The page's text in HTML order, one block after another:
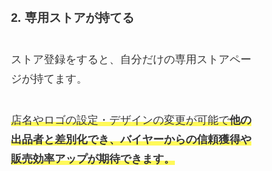
2. 専用ストアが持てる
ストア登録をすると、
自分だけの専用ストアペー
ジが持てます。
店名やロゴの設定・デザインの変更が可能で他の
出品者と差別化でき、バイヤーからの信頼獲得や
販売効率アップが期待できます。